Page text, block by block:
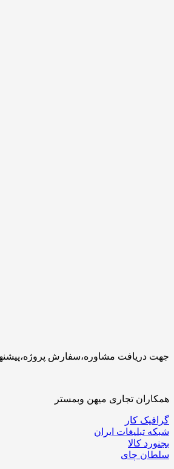
جهت دریافت مشاوره،سفارش پروژه،پیشنهاد یا انتقاد از تیم
همکاران تجاری میهن وبمستر
گرافیک کار
شبکه تبلیغات ایران
بجنورد کالا
سلطان چای